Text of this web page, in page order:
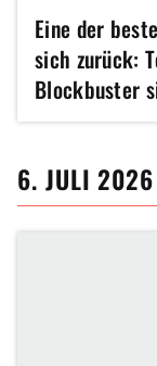
Eine der
sich zurück:
Blockbuster
6. JULI 2026